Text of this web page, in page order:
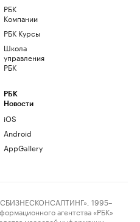
РБК
Компании
РБК Курсы
Школа
управления
РБК
РБК
Новости
iOS
Android
AppGallery
1995–
агентства «РБК»